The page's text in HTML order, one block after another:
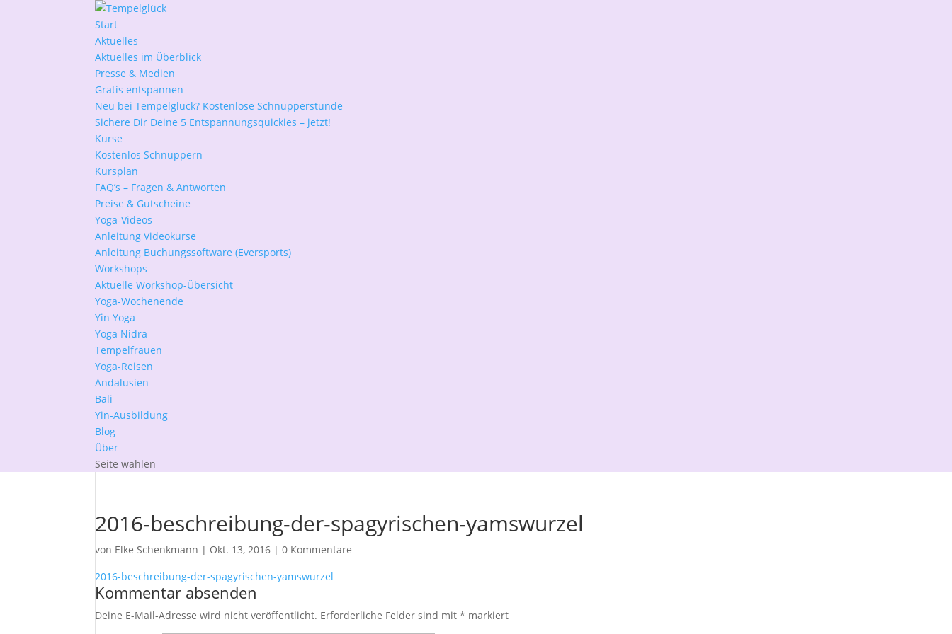
Start
Aktuelles
Aktuelles im Überblick
Presse & Medien
Gratis entspannen
Neu bei Tempelglück? Kostenlose Schnupperstunde
Sichere Dir Deine 5 Entspannungsquickies – jetzt!
Kurse
Kostenlos Schnuppern
Kursplan
FAQ’s – Fragen & Antworten
Preise & Gutscheine
Yoga-Videos
Anleitung Videokurse
Anleitung Buchungssoftware (Eversports)
Workshops
Aktuelle Workshop-Übersicht
Yoga-Wochenende
Yin Yoga
Yoga Nidra
Tempelfrauen
Yoga-Reisen
Andalusien
Bali
Yin-Ausbildung
Blog
Über
Seite wählen
2016-beschreibung-der-spagyrischen-yamswurzel
von Elke Schenkmann | Okt. 13, 2016 |0 Kommentare
2016-beschreibung-der-spagyrischen-yamswurzel
Kommentar absenden
Deine E-Mail-Adresse wird nicht veröffentlicht. Erforderliche Felder sind mit* markiert